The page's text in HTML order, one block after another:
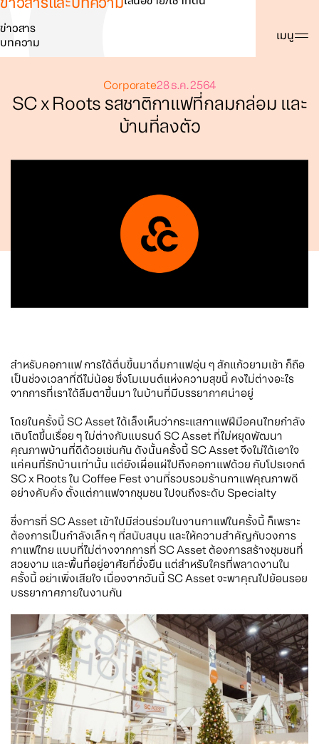
ค้นหา เมนู
ข่าวสาร
บทความ
Corporate28 ธ.ค. 2564
SC x Roots รสชาติกาแฟที่กลมกล่อม และ
บ้านที่ลงตัว
สำหรับคอกาแฟ การได้ตื่นขึ้นมาดื่มกาแฟอุ่น ๆ สักแก้วยามเช้า ก็ถือ
เป็นช่วงเวลาที่ดีไม่น้อย ซึ่งโมเมนต์แห่งความสุขนี้ คงไม่ต่างอะไร
จากการที่เราได้ลืมตาขึ้นมา ในบ้านที่มีบรรยากาศน่าอยู่
โดยในครั้งนี้ SC Asset ได้เล็งเห็นว่ากระแสกาแฟฝีมือคนไทยกำลัง
เติบโตขึ้นเรื่อย ๆ ไม่ต่างกับแบรนด์ SC Asset ที่ไม่หยุดพัฒนา
คุณภาพบ้านที่ดีด้วยเช่นกัน ดังนั้นครั้งนี้ SC Asset จึงไม่ได้เอาใจ
แค่คนที่รักบ้านเท่านั้น แต่ยังเผื่อแผ่ไปถึงคอกาแฟด้วย กับโปรเจกต์
SC x Roots ใน Coffee Fest งานที่รวบรวมร้านกาแฟคุณภาพดี
อย่างคับคั่ง ตั้งแต่กาแฟจากชุมชน ไปจนถึงระดับ Specialty
ซึ่งการที่ SC Asset เข้าไปมีส่วนร่วมในงานกาแฟในครั้งนี้ ก็เพราะ
ต้องการเป็นกำลังเล็ก ๆ ที่สนับสนุน และให้ความสำคัญกับวงการ
กาแฟไทย แบบที่ไม่ต่างจากการที่ SC Asset ต้องการสร้างชุมชนที่
สวยงาม และพื้นที่อยู่อาศัยที่ยั่งยืน แต่สำหรับใครที่พลาดงานใน
ครั้งนี้ อย่าเพิ่งเสียใจ เนื่องจากวันนี้ SC Asset จะพาคุณไปย้อนรอย
บรรยากาศภายในงานกัน